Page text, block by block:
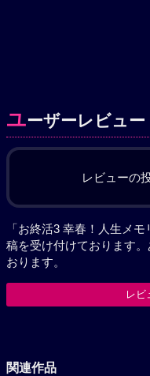
ユーザーレビュー
レビューの
「お終活3 幸春！人生メ
稿を受け付けております
おります。
レビ
関連作品